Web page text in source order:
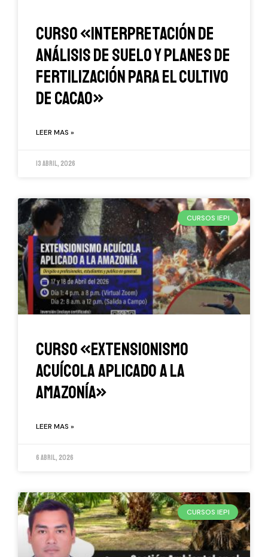
Curso «Interpretación De
Análisis De Suelo Y Planes De
Fertilización Para El Cultivo
De Cacao»
LEER MAS »
13 abril, 2026
CURSOS IEPI
Curso «Extensionismo
Acuícola Aplicado A La
Amazonía»
LEER MAS »
6 abril, 2026
CURSOS IEPI